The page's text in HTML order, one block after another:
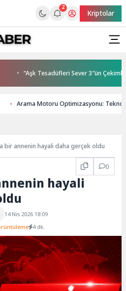
2
Kriptolar
“Aşk Tesadüfleri Sever 3″ün Çekimleri
Arama Motoru Optimizasyonu:
bir annenin hayali daha gerçek oldu
0
hayali
14 Nis 2026 18:09
4 dk.